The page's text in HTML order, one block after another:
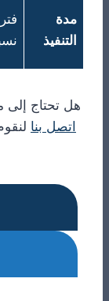
مدة
التنفيذ
هل تحتاج إلى
اتصل بنا